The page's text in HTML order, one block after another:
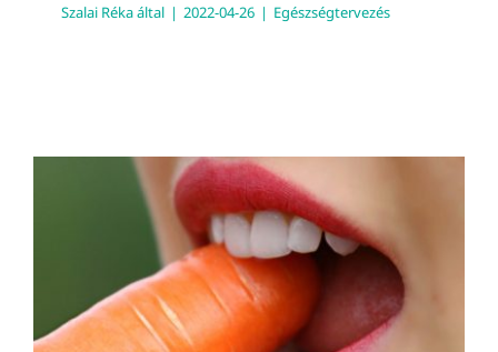
Szalai Rékaáltal | 2022-04-26 | Egészségtervezés
Mikor vagy egészséges?
Egészségtervezés